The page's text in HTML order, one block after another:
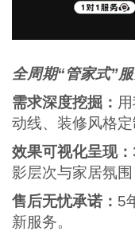
全周期“管家式”
需求深度挖掘：
动线、装修风格定
效果可视化呈现：
影层次与家居氛围
售后无忧承诺： 5
新服务。